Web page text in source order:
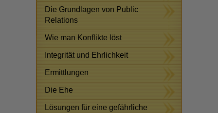
Die Grundlagen von Public
Relations
Wie man Konflikte löst
Integrität und Ehrlichkeit
Ermittlungen
Die Ehe
Lösungen für eine gefährliche